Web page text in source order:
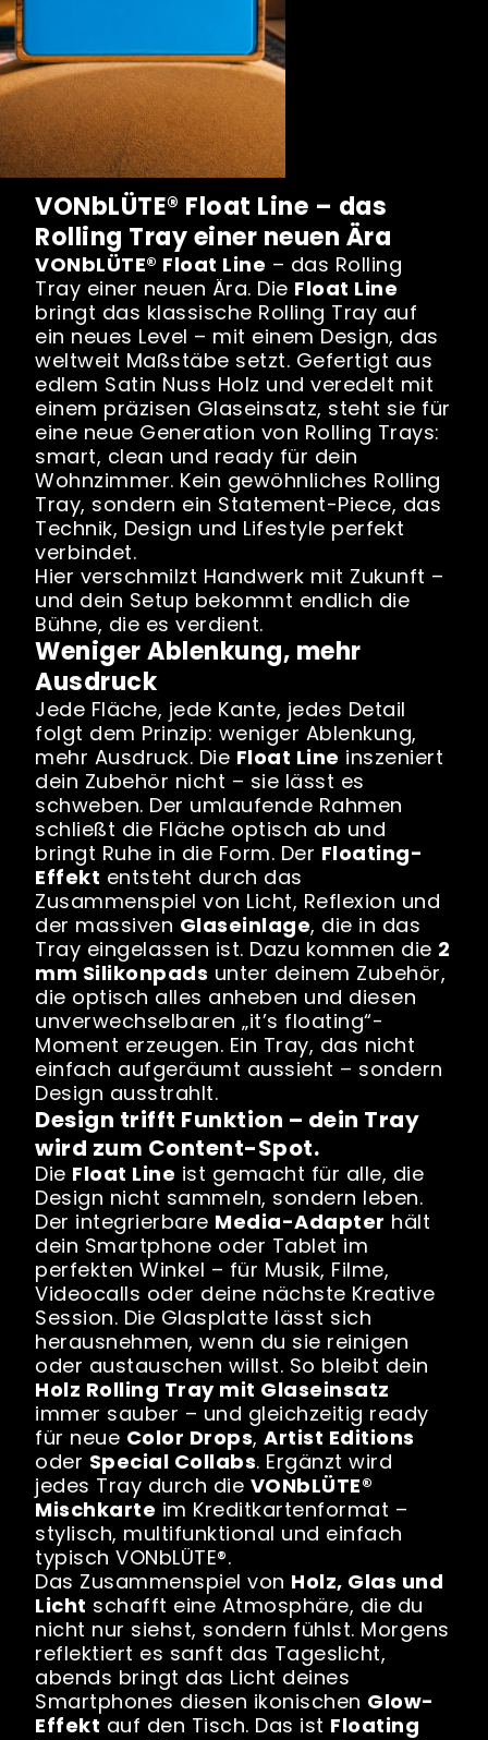
VONbLÜTE® Float Line – das
Rolling Tray einer neuen Ära
VONbLÜTE® Float Line – das Rolling
Tray einer neuen Ära. Die Float Line
bringt das klassische Rolling Tray auf
ein neues Level – mit einem Design, das
weltweit Maßstäbe setzt. Gefertigt aus
edlem Satin Nuss Holz und veredelt mit
einem präzisen Glaseinsatz, steht sie für
eine neue Generation von Rolling Trays:
smart, clean und ready für dein
Wohnzimmer. Kein gewöhnliches Rolling
Tray, sondern ein Statement-Piece, das
Technik, Design und Lifestyle perfekt
verbindet.
Hier verschmilzt Handwerk mit Zukunft –
und dein Setup bekommt endlich die
Bühne, die es verdient.
Weniger Ablenkung, mehr
Ausdruck
Jede Fläche, jede Kante, jedes Detail
folgt dem Prinzip: weniger Ablenkung,
mehr Ausdruck. Die Float Line inszeniert
dein Zubehör nicht – sie lässt es
schweben. Der umlaufende Rahmen
schließt die Fläche optisch ab und
bringt Ruhe in die Form. Der Floating-
Effekt entsteht durch das
Zusammenspiel von Licht, Reflexion und
der massiven Glaseinlage, die in das
Tray eingelassen ist. Dazu kommen die 2
mm Silikonpads unter deinem Zubehör,
die optisch alles anheben und diesen
unverwechselbaren „it’s floating“-
Moment erzeugen. Ein Tray, das nicht
einfach aufgeräumt aussieht – sondern
Design ausstrahlt.
Design trifft Funktion – dein Tray
wird zum Content-Spot.
Die Float Line ist gemacht für alle, die
Design nicht sammeln, sondern leben.
Der integrierbare Media-Adapter hält
dein Smartphone oder Tablet im
perfekten Winkel – für Musik, Filme,
Videocalls oder deine nächste Kreative
Session. Die Glasplatte lässt sich
herausnehmen, wenn du sie reinigen
oder austauschen willst. So bleibt dein
Holz Rolling Tray mit Glaseinsatz
immer sauber – und gleichzeitig ready
für neue Color Drops,Artist Editions
oder Special Collabs. Ergänzt wird
jedes Tray durch die VONbLÜTE®
Mischkarte im Kreditkartenformat –
stylisch, multifunktional und einfach
typisch VONbLÜTE®.
Das Zusammenspiel von Holz, Glas und
Licht schafft eine Atmosphäre, die du
nicht nur siehst, sondern fühlst. Morgens
reflektiert es sanft das Tageslicht,
abends bringt das Licht deines
Smartphones diesen ikonischen Glow-
Effekt auf den Tisch. Das ist Floating